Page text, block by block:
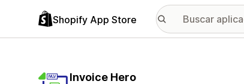
Shopify App Store
Invoice Hero